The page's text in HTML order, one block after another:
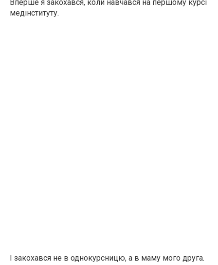
Вперше я закохався, коли навчався на першому курсі
медінституту.
І закохався не в однокурсницю, а в маму мого друга.